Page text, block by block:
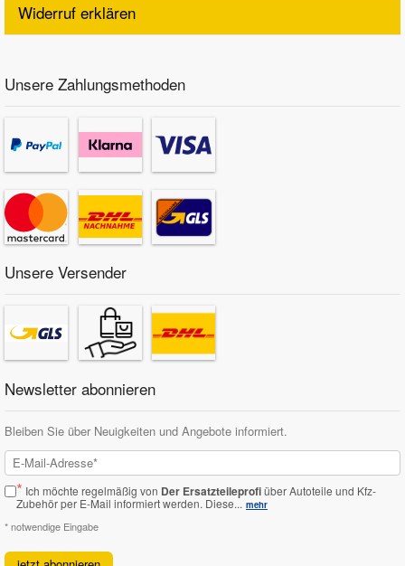
Widerruf erklären
Unsere Zahlungsmethoden
Unsere Versender
Newsletter abonnieren
Bleiben Sie über Neuigkeiten und Angebote informiert.
* Ich möchte regelmäßig von Der Ersatzteileprofiüber Autoteile und Kfz-
Zubehör per E-Mail informiert werden. Diese... mehr
* notwendige Eingabe